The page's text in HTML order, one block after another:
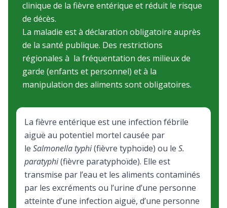
clinique de la fièvre entérique et réduit le risque
de décès.
La maladie est à déclaration obligatoire auprès
de la santé publique. Des restrictions
régionales à la fréquentation des milieux de
garde (enfants et personnel) et à la
manipulation des aliments sont obligatoires.
La fièvre entérique est une infection fébrile
aiguë au potentiel mortel causée par
le Salmonella typhi(fièvre typhoïde) ou le S.
paratyphi(fièvre paratyphoïde). Elle est
transmise par l’eau et les aliments contaminés
par les excréments ou l’urine d’une personne
atteinte d’une infection aiguë, d’une personne